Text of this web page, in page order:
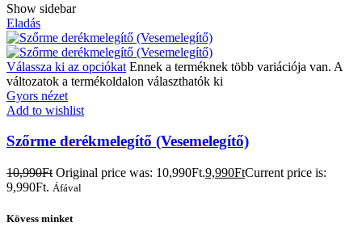
Show sidebar
Eladás
Válassza ki az opciókat Ennek a terméknek több variációja van. A
változatok a termékoldalon választhatók ki
Gyors nézet
Add to wishlist
Szőrme derékmelegítő (Vesemelegítő)
10,990Ft Original price was: 10,990Ft.9,990FtCurrent price is:
9,990Ft. Áfával
Kövess minket